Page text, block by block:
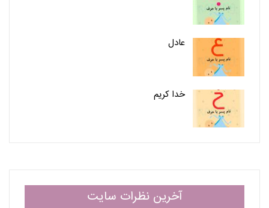
عادل
خدا کریم
آخرین نظرات سایت